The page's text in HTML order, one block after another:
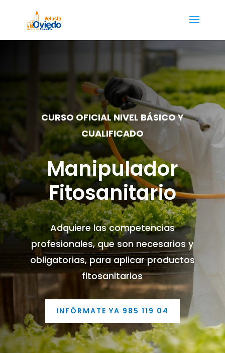
CURSO OFICIAL NIVEL BÁSICO Y
CUALIFICADO
Manipulador
Fitosanitario
Adquiere las competencias
profesionales, que son necesarios y
obligatorias, para aplicar productos
fitosanitarios
INFÓRMATE YA 985 119 04